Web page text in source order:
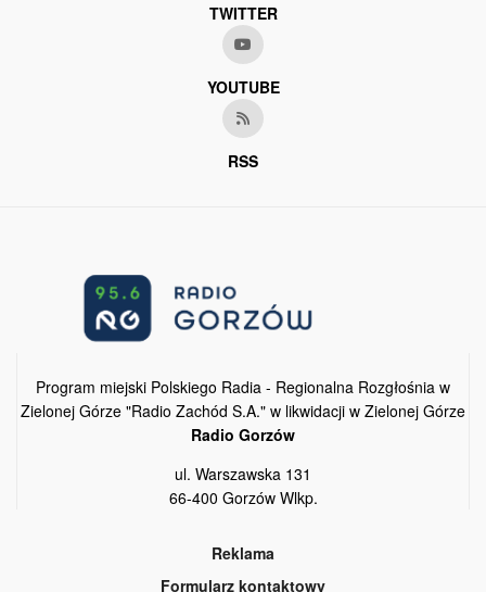
TWITTER
YOUTUBE
RSS
Program miejski Polskiego Radia - Regionalna Rozgłośnia w
Zielonej Górze "Radio Zachód S.A." w likwidacji w Zielonej Górze
Radio Gorzów
ul. Warszawska 131
66-400 Gorzów Wlkp.
Reklama
Formularz kontaktowy